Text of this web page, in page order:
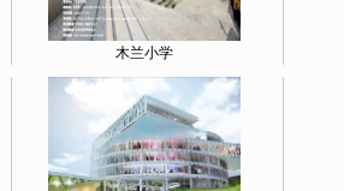
苏黎世高工电子科学实验
楼，瑞士
木兰小学